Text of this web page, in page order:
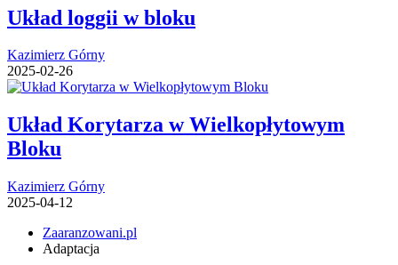
Układ loggii w bloku
Kazimierz Górny
2025-02-26
Układ Korytarza w Wielkopłytowym
Bloku
Kazimierz Górny
2025-04-12
Zaaranzowani.pl
Adaptacja